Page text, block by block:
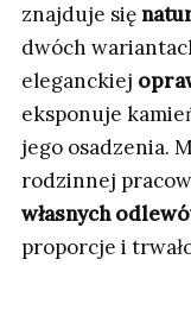
znajduje się
dwóch
eleganckiej
eksponuje
jego osadzenia.
rodzinnej
własnych
proporcje i